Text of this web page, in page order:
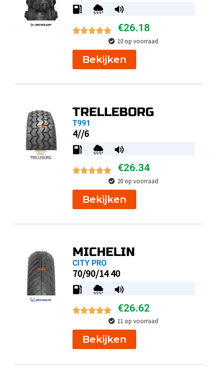
€26.18
10 op voorraad
Bekijken
TRELLEBORG
T991
4//6
€26.34
20 op voorraad
Bekijken
MICHELIN
CITY PRO
70/90/14 40
€26.62
11 op voorraad
Bekijken